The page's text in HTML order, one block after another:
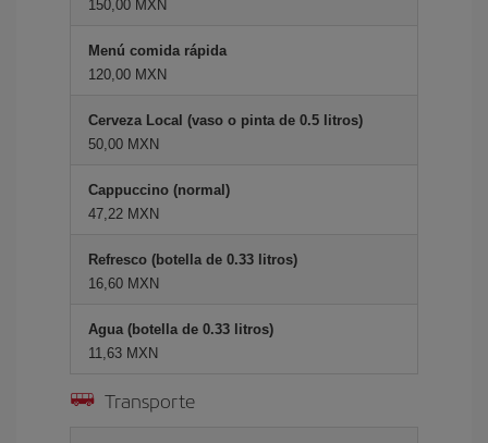
150,00 MXN
Menú comida rápida
120,00 MXN
Cerveza Local (vaso o pinta de 0.5 litros)
50,00 MXN
Cappuccino (normal)
47,22 MXN
Refresco (botella de 0.33 litros)
16,60 MXN
Agua (botella de 0.33 litros)
11,63 MXN
Transporte